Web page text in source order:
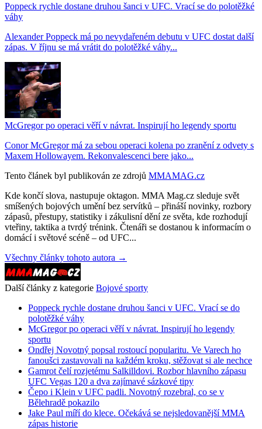
Poppeck rychle dostane druhou šanci v UFC. Vrací se do polotěžké
váhy
Alexander Poppeck má po nevydařeném debutu v UFC dostat další
zápas. V říjnu se má vrátit do polotěžké váhy...
McGregor po operaci věří v návrat. Inspirují ho legendy sportu
Conor McGregor má za sebou operaci kolena po zranění z odvety s
Maxem Hollowayem. Rekonvalescenci bere jako...
Tento článek byl publikován ze zdrojů MMAMAG.cz
Kde končí slova, nastupuje oktagon. MMA Mag.cz sleduje svět
smíšených bojových umění bez servítků – přináší novinky, rozbory
zápasů, přestupy, statistiky i zákulisní dění ze světa, kde rozhodují
vteřiny, taktika a tvrdý trénink. Čtenáři se dostanou k informacím o
domácí i světové scéně – od UFC...
Všechny články tohoto autora →
Další články z kategorie Bojové sporty
Poppeck rychle dostane druhou šanci v UFC. Vrací se do
polotěžké váhy
McGregor po operaci věří v návrat. Inspirují ho legendy
sportu
Ondřej Novotný popsal rostoucí popularitu. Ve Varech ho
fanoušci zastavovali na každém kroku, stěžovat si ale nechce
Gamrot čelí rozjetému Salkilldovi. Rozbor hlavního zápasu
UFC Vegas 120 a dva zajímavé sázkové tipy
Čepo i Klein v UFC padli. Novotný rozebral, co se v
Bělehradě pokazilo
Jake Paul míří do klece. Očekává se nejsledovanější MMA
zápas historie